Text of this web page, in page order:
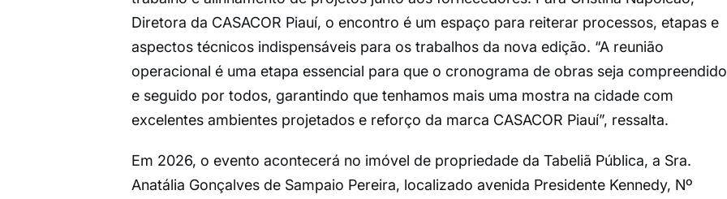
Diretora da CASACOR Piauí, o encontro é um espaço para reiterar processos, etapas e
aspectos técnicos indispensáveis para os trabalhos da nova edição. “A reunião
operacional é uma etapa essencial para que o cronograma de obras seja compreendido
e seguido por todos, garantindo que tenhamos mais uma mostra na cidade com
excelentes ambientes projetados e reforço da marca CASACOR Piauí”, ressalta.
Em 2026, o evento acontecerá no imóvel de propriedade da Tabeliã Pública, a Sra.
Anatália Gonçalves de Sampaio Pereira, localizado avenida Presidente Kennedy, Nº